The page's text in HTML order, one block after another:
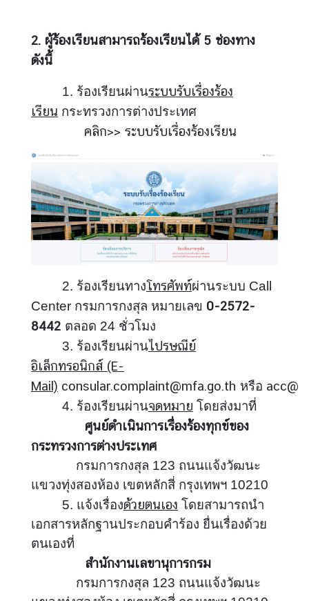
อื่
น
M
A
e
d
i
a
i
n
e
e
r
e
M
S
)
2. ผู้ร้องเรียนสามารถร้องเรียนได้ 5 ช่องทาง
ดังนี้
1. ร้องเรียนผ่านระบบรับเรื่องร้อง
เรียน กระทรวงการต่างประเทศ
คลิก>> ระบบรับเรื่องร้องเรียน
2. ร้องเรียนทางโทรศัพท์ผ่านระบบ Call
Center กรมการกงสุล หมายเลข 0-2572-
8442 ตลอด 24 ชั่วโมง
3. ร้องเรียนผ่านไปรษณีย์
อิเล็กทรอนิกส์ (E-
Mail) consular.complaint@mfa.go.th หรือ
4. ร้องเรียนผ่านจดหมาย โดยส่งมาที่
ศูนย์ดำเนินการเรื่องร้องทุกข์ของ
กระทรวงการต่างประเทศ
กรมการกงสุล 123 ถนนแจ้งวัฒนะ
แขวงทุ่งสองห้อง เขตหลักสี่ กรุงเทพฯ 10210
5. แจ้งเรื่องด้วยตนเอง โดยสามารถนำ
เอกสารหลักฐานประกอบคำร้อง ยื่นเรื่องด้วย
ตนเองที่
สำนักงานเลขานุการกรม
กรมการกงสุล 123 ถนนแจ้งวัฒนะ